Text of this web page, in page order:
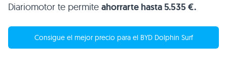
Diariomotor te permite ahorrarte hasta 5.535 €.
Consigue el mejor precio para el BYD Dolphin Surf